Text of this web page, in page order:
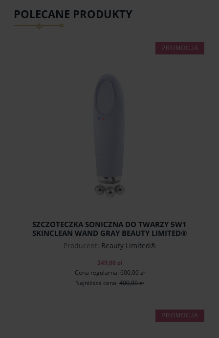
POLECANE PRODUKTY
SZCZOTECZKA SONICZNA DO TWARZY 5W1
SKINCLEAN WAND GRAY BEAUTY LIMITED®
Producent: Beauty Limited®
349,00 zł
Cena regularna:600,00 zł
Najniższa cena: 400,00 zł
PROMOCJA
PROMOCJA